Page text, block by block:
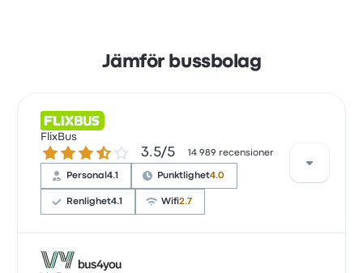
Jämför bussbolag
FlixBus
3.5 ur 5 stjärnor 3.5/5 14 989 recensioner
Personal4.1 Punktlighet4.0
Renlighet4.1 Wifi2.7
Baserat på 14989 recensioner har företaget 3.5